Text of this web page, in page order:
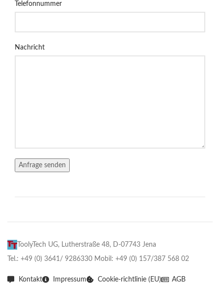
Telefonnummer
Nachricht
ToolyTech UG, Lutherstraße 48, D-07743 Jena
Tel.: +49 (0) 3641/ 9286330 Mobil: +49 (0) 157/387 568 02
Kontakt Impressum Cookie-richtlinie (EU) AGB